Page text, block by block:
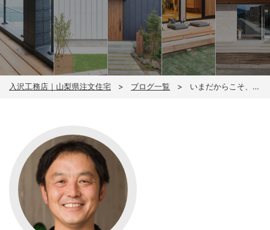
入沢工務店｜山梨県注文住宅 ブログ一覧 いまだからこそ、木の家について考えてみた